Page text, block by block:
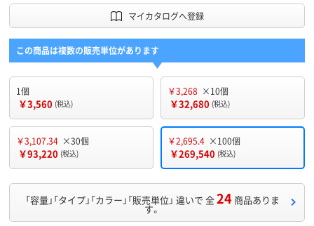
マイカタログへ登録
この商品は複数の販売単位があります
1個
￥3,560 (税込)
￥3,268 ×10個
￥32,680 (税込)
￥3,107.34 ×30個
￥93,220 (税込)
￥2,695.4 ×100個
￥269,540 (税込)
「容量」「タイプ」「カラー」「販売単位」 違いで 全24 商品ありま
す。